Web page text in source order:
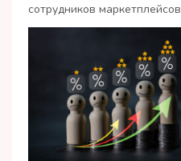
сотрудников маркетплейсов